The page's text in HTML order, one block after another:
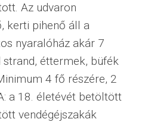
Az udvaron
kerti pihenő áll a
nyaralóház akár 7
éttermek, büfék
4 fő részére, 2
a 18. életévét betöltött
vendégéjszakák